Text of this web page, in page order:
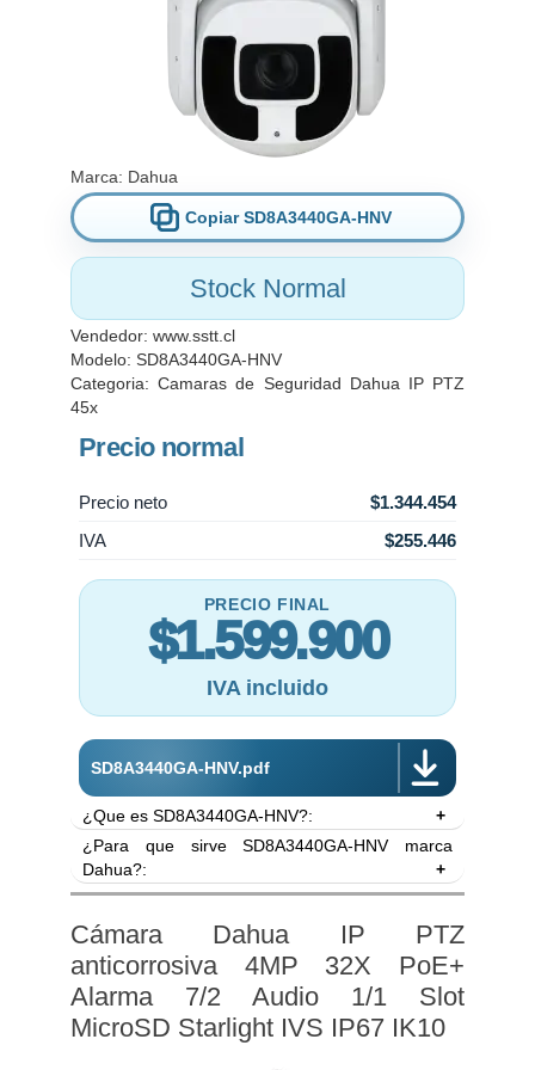
- Posee 7 entradas de alarma y 2 salidas de relé.
- Slot interno de memoria micro SD 256Gb
- Sensor CMOS 1/1.8 pulgadas.
- Soporte a pared incluído.
- Diámetro 240 mm Altura 382 mm.
- Funciona con 24 Voltios AC 3A; fuente incluída.
- Hi PoE 33W.
- Garantía: 1 año
Marca: Dahua
Copiar SD8A3440GA-HNV
Stock Normal
Vendedor: www.sstt.cl
Modelo: SD8A3440GA-HNV
Categoria:Camaras de Seguridad Dahua IP PTZ
45x
Precio normal
Precio neto
$1.344.454
IVA
$255.446
PRECIO FINAL
$1.599.900
IVA incluido
SD8A3440GA-HNV.pdf
¿Que es SD8A3440GA-HNV?:
- Cámara de seguridad IP PTZ marca Dahua.
- 4Megapixeles 256x1440.
- Protección a la intemperie IP67.
- Protección antivandálica IK10.
- Lente zoom motorizado 40X
- 240°/s, 360° de giro continuo.
- 500 metros IR.
- Posee compresión H.264, H.264+, H.265,
H.265+.
¿Para que sirve SD8A3440GA-HNV marca
Dahua?:
500 metro de smart IR para visión nocturna.Esta
captura enformato 4 Mega píxeles.
Cámara Dahua IP PTZ
anticorrosiva 4MP 32X PoE+
Alarma 7/2 Audio 1/1 Slot
MicroSD Starlight IVS IP67 IK10